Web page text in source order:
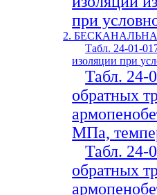
при
2.
Табл. 24-01-
изоляции при
Табл. 24-
обратных
МПа,
Табл. 24-
обратных